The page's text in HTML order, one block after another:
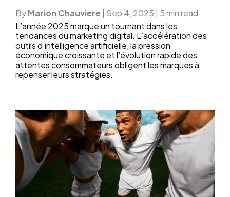
ByMarion Chauviere | Sep 4, 2025 | 5 min read
L’année 2025 marque un tournant dans les
tendances du marketing digital. L’accélération des
outils d’intelligence artificielle, la pression
économique croissante et l’évolution rapide des
attentes consommateurs obligent les marques à
repenser leurs stratégies.